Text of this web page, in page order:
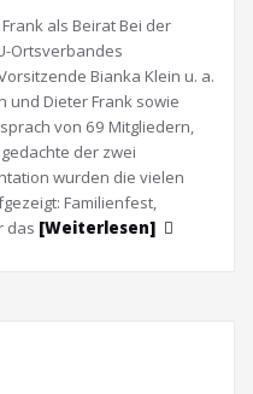
als Beirat Bei der
Ortsverbandes
Bianka Klein u. a.
und Dieter Frank sowie
von 69 Mitgliedern,
der zwei
wurden die vielen
Familienfest,
das [Weiterlesen]